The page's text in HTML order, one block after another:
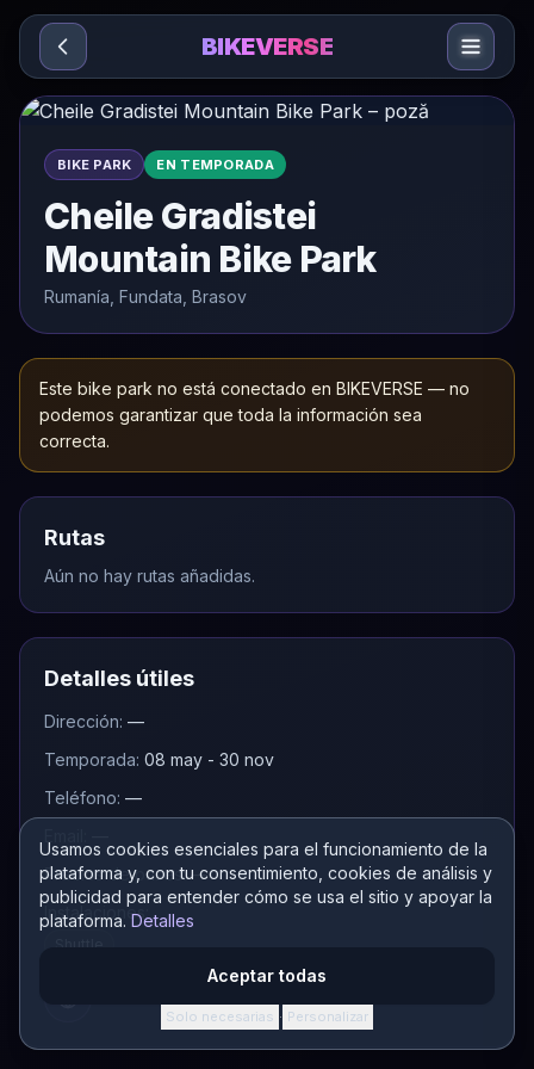
Sari la conținut
Usamos cookies esenciales para el funcionamiento de la
plataforma y, con tu consentimiento, cookies de análisis y
publicidad para entender cómo se usa el sitio y apoyar la
plataforma. Detalles
Aceptar todas
Solo necesarias · Personalizar
BIKEVERSE
BIKE PARK EN TEMPORADA
Cheile Gradistei
Mountain Bike Park
Rumanía, Fundata, Brasov
Este bike park no está conectado en BIKEVERSE — no
podemos garantizar que toda la información sea
correcta.
Rutas
Aún no hay rutas añadidas.
Detalles útiles
Dirección: —
Temporada: 08 may - 30 nov
Teléfono: —
Precios de pases: —
Instalaciones:
Shuttle